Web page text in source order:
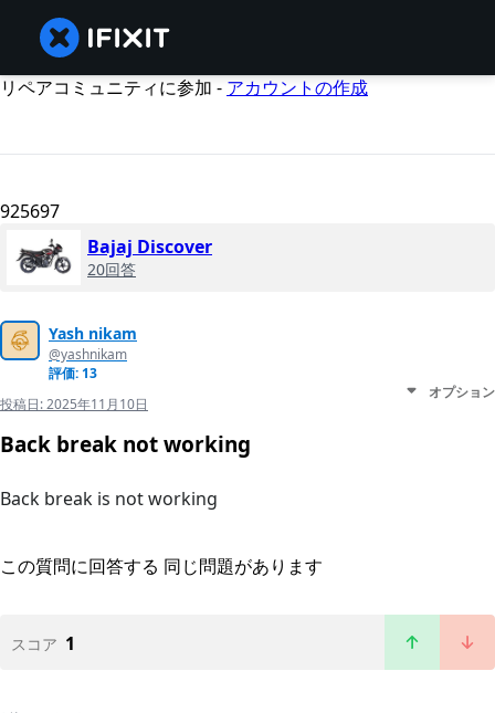
リペアコミュニティに参加 - アカウントの作成
925697
Bajaj Discover
20回答
Yash nikam
@yashnikam
評価: 13
投稿日:2025年11月10日
オプション
Back break not working
Back break is not working
この質問に回答する 同じ問題があります
スコア 1